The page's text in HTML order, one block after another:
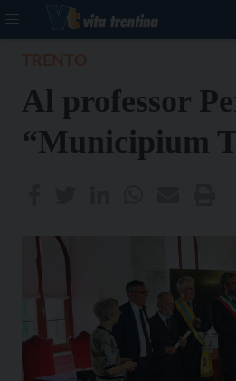
Al professor
“Municipium